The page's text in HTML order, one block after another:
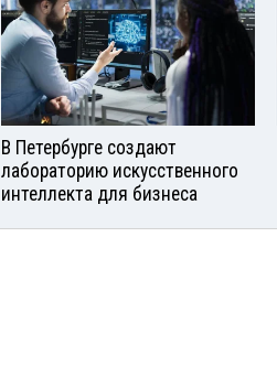
В Петербурге создают
лабораторию искусственного
интеллекта для бизнеса